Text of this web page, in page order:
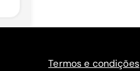
Termos e condições